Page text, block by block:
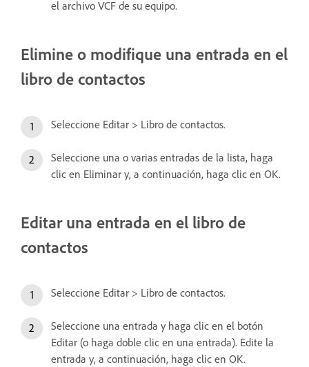
el archivo VCF de su equipo.
Elimine o modifique una entrada en el
libro de contactos
Seleccione Editar > Libro de contactos.
Seleccione una o varias entradas de la lista, haga
clic en Eliminar y, a continuación, haga clic en OK.
Editar una entrada en el libro de
contactos
Seleccione Editar > Libro de contactos.
Seleccione una entrada y haga clic en el botón
Editar (o haga doble clic en una entrada). Edite la
entrada y, a continuación, haga clic en OK.